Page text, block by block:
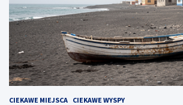
CIEKAWE MIEJSCA CIEKAWE WYSPY